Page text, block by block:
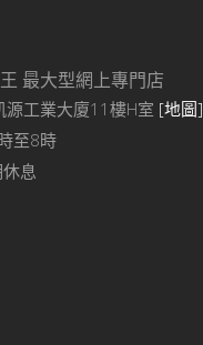
最大型網上專門店
工業大廈11樓H室 [地圖]
至8時
息